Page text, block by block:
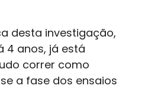
desta investigação,
4 anos, já está
correr como
a fase dos ensaios